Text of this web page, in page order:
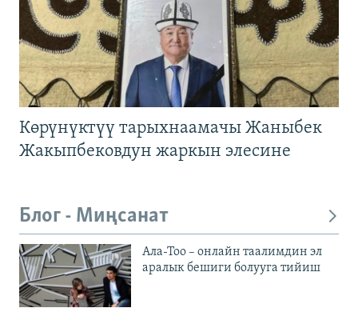
Көрүнүктүү тарыхнаамачы Жаныбек
Жакыпбековдун жаркын элесине
Блог - Миңсанат
Ала-Тоо – онлайн таалимдин эл
аралык бешиги болууга тийиш